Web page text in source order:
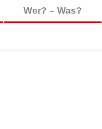
Wer? – Was?